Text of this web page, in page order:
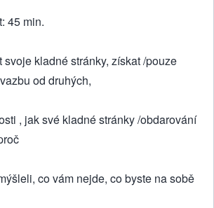
45 min.
kladné stránky, získat /pouze
od druhých,
, jak své kladné stránky /obdarování
co vám nejde, co byste na sobě